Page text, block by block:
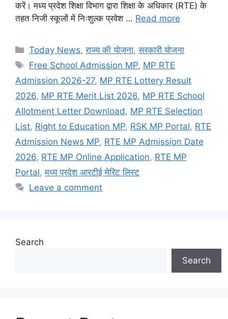
करें। मध्य प्रदेश शिक्षा विभाग द्वारा शिक्षा के अधिकार (RTE) के
तहत निजी स्कूलों में निःशुल्क प्रवेश … Read more
Categories
Today News,राज्य की योजना,सरकारी योजना
Tags
Free School Admission MP, MP RTE
Admission 2026-27, MP RTE Lottery Result
2026, MP RTE Merit List 2026, MP RTE School
Allotment Letter Download, MP RTE Selection
List, Right to Education MP, RSK MP Portal, RTE
Admission News MP, RTE MP Admission Date
2026, RTE MP Online Application, RTE MP
Portal,मध्य प्रदेश आरटीई मेरिट लिस्ट
Leave a comment
Search
Search